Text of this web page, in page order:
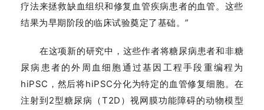
疗法来拯救缺血组织和修复血管疾病患者的血管。这些
结果为早期阶段的临床试验奠定了基础。”
在这项新的研究中，这些作者将糖尿病患者和非糖
尿病患者的外周血细胞通过基因工程手段重编程为
hiPSC，然后将hiPSC分化为特定的血管修复细胞。在
注射到2型糖尿病（T2D）视网膜功能障碍的动物模型